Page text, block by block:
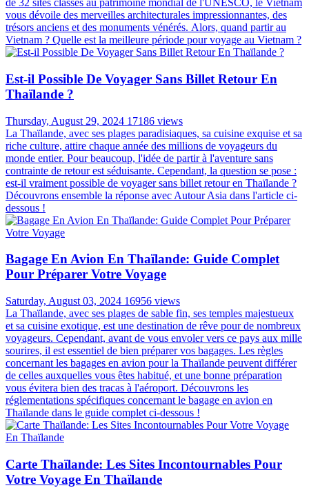
de 32 sites classés au patrimoine mondial de l'UNESCO, le Vietnam
vous dévoile des merveilles architecturales impressionnantes, des
trésors anciens et des monuments vénérés. Alors, quand partir au
Vietnam ? Quelle est la meilleure période pour voyage au Vietnam ?
Est-il Possible De Voyager Sans Billet Retour En
Thaïlande ?
Thursday, August 29, 2024 17186 views
La Thaïlande, avec ses plages paradisiaques, sa cuisine exquise et sa
riche culture, attire chaque année des millions de voyageurs du
monde entier. Pour beaucoup, l'idée de partir à l'aventure sans
contrainte de retour est séduisante. Cependant, la question se pose :
est-il vraiment possible de voyager sans billet retour en Thaïlande ?
Découvrons ensemble la réponse avec Autour Asia dans l'article ci-
dessous !
Bagage En Avion En Thaïlande: Guide Complet
Pour Préparer Votre Voyage
Saturday, August 03, 2024 16956 views
La Thaïlande, avec ses plages de sable fin, ses temples majestueux
et sa cuisine exotique, est une destination de rêve pour de nombreux
voyageurs. Cependant, avant de vous envoler vers ce pays aux mille
sourires, il est essentiel de bien préparer vos bagages. Les règles
concernant les bagages en avion pour la Thaïlande peuvent différer
de celles auxquelles vous êtes habitué, et une bonne préparation
vous évitera bien des tracas à l'aéroport. Découvrons les
réglementations spécifiques concernant le bagage en avion en
Thaïlande dans le guide complet ci-dessous !
Carte Thaïlande: Les Sites Incontournables Pour
Votre Voyage En Thaïlande